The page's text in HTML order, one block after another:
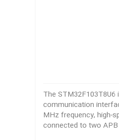
The
communication
MHz frequency, high-
connected to two